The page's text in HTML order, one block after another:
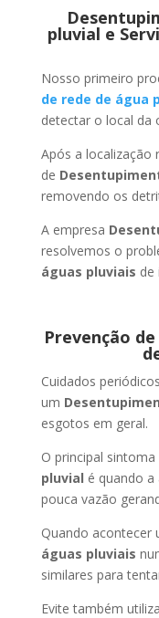
pluvial e
Nosso primeiro
de rede de água
detectar o local da
Após a localização
de
removendo os
A empresa
resolvemos o
águas pluviais de
Prevenção
Cuidados
um
esgotos em geral.
O principal sintoma
pluvial é quando
pouca vazão
Quando acontecer
águas pluviais
similares para
Evite também